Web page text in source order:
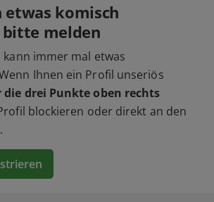
etwas komisch
melden
immer mal etwas
Ihnen ein Profil unseriös
die drei Punkte oben rechts
blockieren oder direkt an den